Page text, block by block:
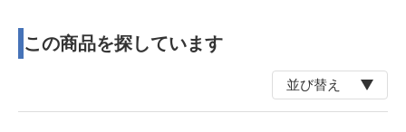
この商品を探しています